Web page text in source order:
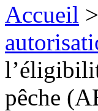
Accueil >
pêche